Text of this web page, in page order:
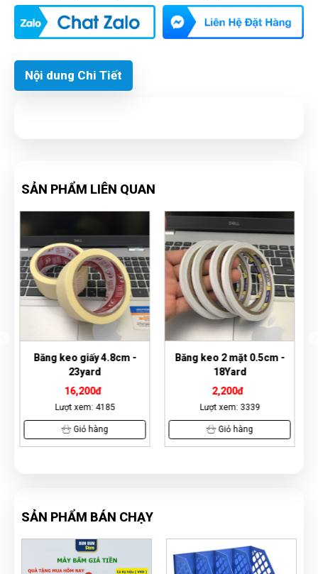
Nội dung Chi Tiết
SẢN PHẨM LIÊN QUAN
Băng keo 2 mặt 0.5cm -
18Yard
2,200đ
Lượt xem: 3339
Giỏ hàng
Băng keo giấy 2.4cm -
18yard
6,800đ
Lượt xem: 7157
Giỏ hàng
SẢN PHẨM BÁN CHẠY